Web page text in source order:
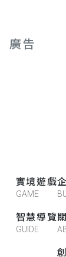
廣告
實境遊戲
GAME
智慧導覽
GUIDE